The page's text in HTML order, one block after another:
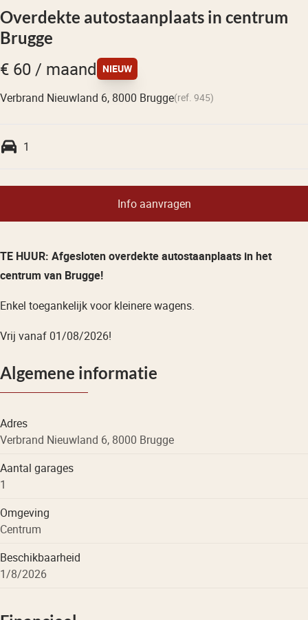
Overdekte autostaanplaats in centrum
Brugge
€ 60 / maand NIEUW
Verbrand Nieuwland 6, 8000 Brugge(ref. 945)
1
Info aanvragen
TE HUUR: Afgesloten overdekte autostaanplaats in het
centrum van Brugge!
Enkel toegankelijk voor kleinere wagens.
Vrij vanaf 01/08/2026!
Algemene informatie
Adres
Verbrand Nieuwland 6, 8000 Brugge
Aantal garages
1
Omgeving
Centrum
Beschikbaarheid
1/8/2026